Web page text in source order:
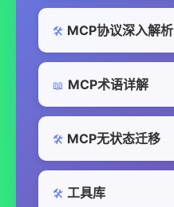
🛠️ MCP协议深入解析
📖 MCP术语详解
🛠️ MCP无状态迁移
🛠️ 工具库